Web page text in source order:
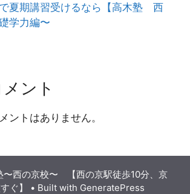
夏期講習受けるなら【高木塾 西
学力編〜
ント
ントはありません。
西の京校〜 【西の京駅徒歩10分、京
ぐ】
• Built with GeneratePress